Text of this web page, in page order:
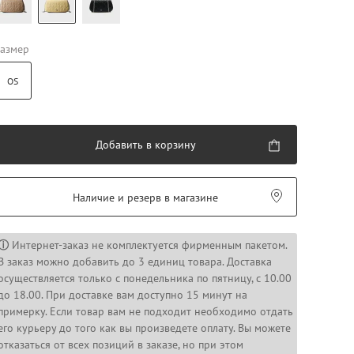
OS
Добавить в корзину
Наличие и резерв в магазине
Интернет-заказ не комплектуется фирменным пакетом.
заказ можно добавить до 3 единиц товара. Доставка
только с понедельника по пятницу, с 10.00
18.00. При доставке вам доступно 15 минут на
Если товар вам не подходит необходимо отдать
курьеру до того как вы произведете оплату. Вы можете
от всех позиций в заказе, но при этом